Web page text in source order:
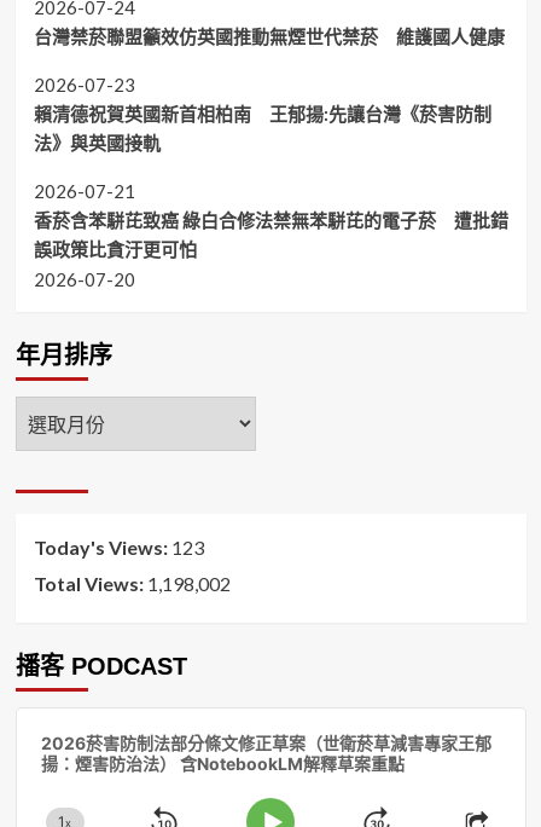
2026-07-24
台灣禁菸聯盟籲效仿英國推動無煙世代禁菸 維護國人健康
2026-07-23
賴清德祝賀英國新首相柏南 王郁揚:先讓台灣《菸害防制
法》與英國接軌
2026-07-21
香菸含苯駢芘致癌 綠白合修法禁無苯駢芘的電子菸 遭批錯
誤政策比貪汙更可怕
2026-07-20
年月排序
年
月
序
Today's Views: 123
Total Views: 1,198,002
播客 PODCAST
2026菸害防制法部分條文修正草案（世衛菸草減害專家王郁
揚：煙害防治法） 含NotebookLM解釋草案重點
1x